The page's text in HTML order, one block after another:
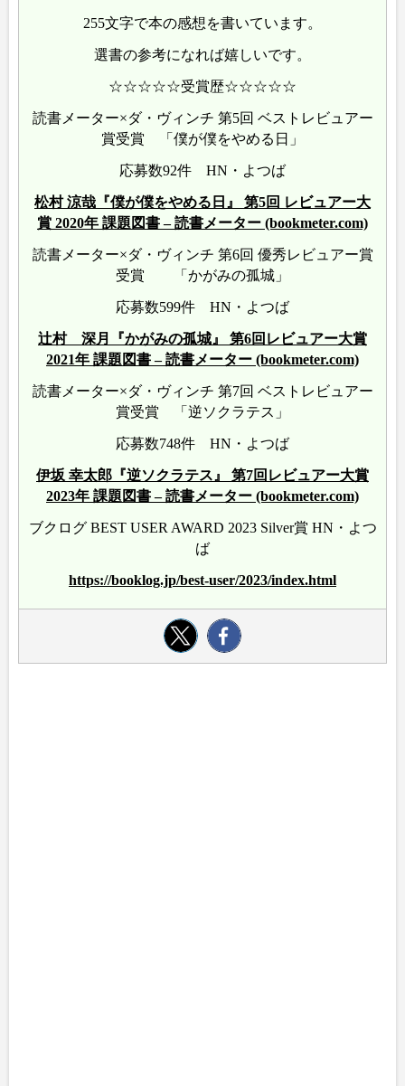
255文字で本の感想を書いています。
選書の参考になれば嬉しいです。
☆☆☆☆☆受賞歴☆☆☆☆☆
読書メーター×ダ・ヴィンチ 第5回 ベストレビュアー
賞受賞 「僕が僕をやめる日」
応募数92件 HN・よつば
松村 涼哉『僕が僕をやめる日』 第5回 レビュアー大
賞 2020年 課題図書 – 読書メーター (bookmeter.com)
読書メーター×ダ・ヴィンチ 第6回 優秀レビュアー賞
受賞 「かがみの孤城」
応募数599件 HN・よつば
辻村 深月『かがみの孤城』 第6回レビュアー大賞
2021年 課題図書 – 読書メーター (bookmeter.com)
読書メーター×ダ・ヴィンチ 第7回 ベストレビュアー
賞受賞 「逆ソクラテス」
応募数748件 HN・よつば
伊坂 幸太郎『逆ソクラテス』 第7回レビュアー大賞
2023年 課題図書 – 読書メーター (bookmeter.com)
ブクログ BEST USER AWARD 2023 Silver賞 HN・よつ
ば
https://booklog.jp/best-user/2023/index.html